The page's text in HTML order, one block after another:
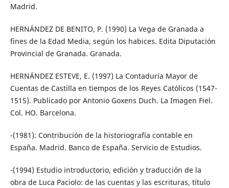
Madrid.
HERNÁNDEZ DE BENITO, P. (1990) La Vega de Granada a
fines de la Edad Media, según los habices. Edita Diputación
Provincial de Granada. Granada.
HERNÁNDEZ ESTEVE, E. (1997) La Contaduría Mayor de
Cuentas de Castilla en tiempos de los Reyes Católicos (1547-
1515). Publicado por Antonio Goxens Duch. La Imagen Fiel.
Col. HO. Barcelona.
-(1981): Contribución de la historiografía contable en
España. Madrid. Banco de España. Servicio de Estudios.
-(1994) Estudio introductorio, edición y traducción de la
obra de Luca Paciolo: de las cuentas y las escrituras, título